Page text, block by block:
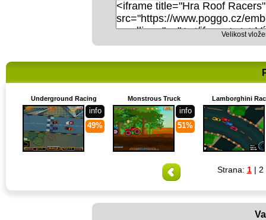
Velikost
Underground Racing
info
49%
Monstrous Truck
info
51%
Lamborghini
Strana: 1| 2